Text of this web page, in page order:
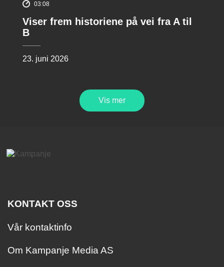
03:08
Viser frem historiene på vei fra A til
B
23. juni 2026
Vis mer
KONTAKT OSS
Vår kontaktinfo
Om Kampanje Media AS